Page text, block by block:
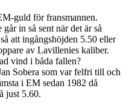
guld för fransmannen.
in så sent när det är så
att ingångshöjden 5.50 eller
av Lavillenies kaliber.
vind i båda fallen?
Sobera som var felfri till och
i EM sedan 1982 då
just 5.60.